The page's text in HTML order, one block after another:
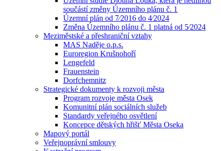
součástí změny Územního plánu č. 1
Územní plán od 7⁄2016 do 4⁄2024
Změna Územního plánu č. 1 platná od 5⁄2024
Meziměstské a přeshraniční vztahy
MAS Naděje o.p.s.
Euroregion Krušnohoří
Lengefeld
Frauenstein
Dorfchemnitz
Strategické dokumenty k rozvoji města
Program rozvoje města Osek
Komunitní plán sociálních služeb
Standardy veřejného osvětlení
Koncepce dětských hřišť Města Oseka
Mapový portál
Veřejnoprávní smlouvy